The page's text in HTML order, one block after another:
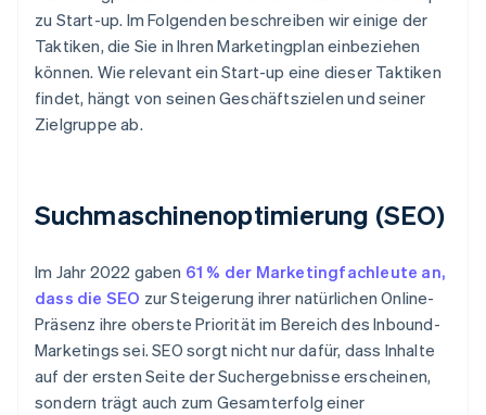
zu Start-up. Im Folgenden beschreiben wir einige der
Taktiken, die Sie in Ihren Marketingplan einbeziehen
können. Wie relevant ein Start-up eine dieser Taktiken
findet, hängt von seinen Geschäftszielen und seiner
Zielgruppe ab.
Suchmaschinenoptimierung (SEO)
Im Jahr 2022 gaben 61 % der Marketingfachleute an,
dass die SEO zur Steigerung ihrer natürlichen Online-
Präsenz ihre oberste Priorität im Bereich des Inbound-
Marketings sei. SEO sorgt nicht nur dafür, dass Inhalte
auf der ersten Seite der Suchergebnisse erscheinen,
sondern trägt auch zum Gesamterfolg einer